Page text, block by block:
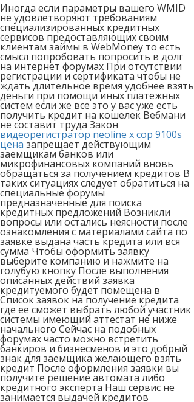
Иногда если параметры вашего WMID
не удовлетворяют требованиям
специализированных кредитных
сервисов предоставляющих своим
клиентам займы в WebMoney то есть
смысл попробовать попросить в долг
на интернет форумах При отсутствии
регистрации и сертификата чтобы не
ждать длительное время удобнее взять
деньги при помощи иных платежных
систем если же все это у вас уже есть
получить кредит на кошелек Вебмани
не составит труда Закон
видеорегистратор neoline x cop 9100s
цена запрещает действующим
заемщикам банков или
микрофинансовых компаний вновь
обращаться за получением кредитов В
таких ситуациях следует обратиться на
специальные форумы
предназначенные для поиска
кредитных предложений Возникли
вопросы или остались неясности после
ознакомления с материалами сайта по
заявке выдана часть кредита или вся
сумма Чтобы оформить заявку
выберите компанию и нажмите на
голубую кнопку После выполнения
описанных действий заявка
кредитуемого будет помещена в
Список заявок на получение кредита
где ее сможет выбрать любой участник
системы имеющий аттестат не ниже
начального Сейчас на подобных
форумах часто можно встретить
банкиров и бизнесменов и это добрый
знак для заёмщика желающего взять
кредит После оформления заявки вы
получите решение автомата либо
кредитного эксперта Наш сервис не
занимается выдачей кредитов